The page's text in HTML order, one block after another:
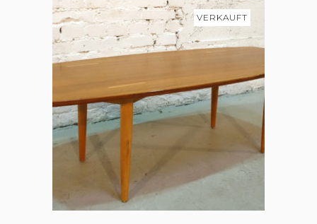
VERKAUFT